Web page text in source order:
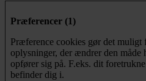
Præferencer (1)
Præference cookies gør det muligt
oplysninger, der ændrer den måde
opfører sig på. F.eks. dit
befinder dig i.